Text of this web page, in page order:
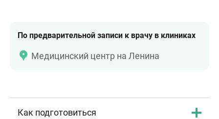
По предварительной записи к врачу в клиниках
Медицинский центр на Ленина
Как подготовиться